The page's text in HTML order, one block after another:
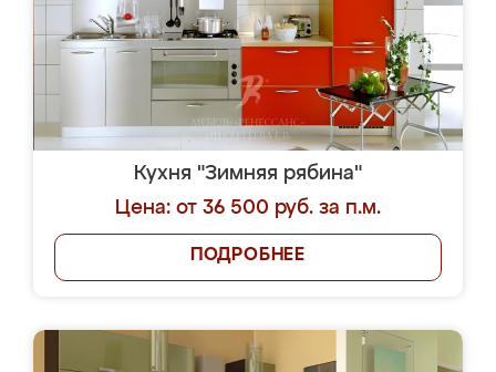
Кухня "Зимняя рябина"
Цена: от 36 500 руб. за п.м.
ПОДРОБНЕЕ